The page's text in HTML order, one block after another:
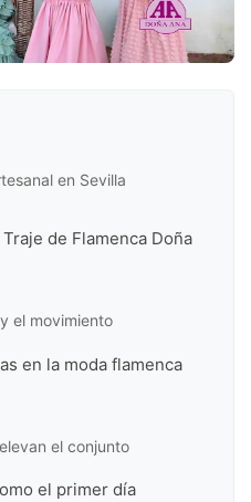
en Sevilla
de Flamenca Doña
el movimiento
en la moda flamenca
el conjunto
el primer día